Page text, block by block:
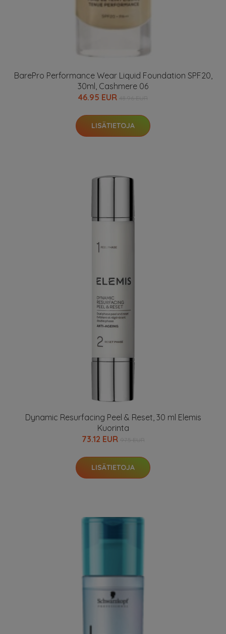
BarePro Performance Wear Liquid Foundation SPF20,
30ml, Cashmere 06
46.95 EUR
LISÄTIETOJA
Dynamic Resurfacing Peel & Reset, 30 ml Elemis
Kuorinta
73.12 EUR
LISÄTIETOJA